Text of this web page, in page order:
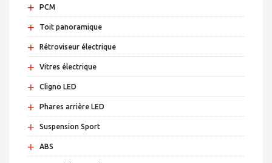
+ PCM
+ Toit panoramique
+ Rétroviseur électrique
+ Vitres électrique
+ Cligno LED
+ Phares arrière LED
+ Suspension Sport
+ ABS